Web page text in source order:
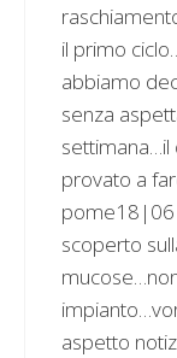
il primo
abbiamo
senza
settimana…il
provato a
scoperto
aspetto